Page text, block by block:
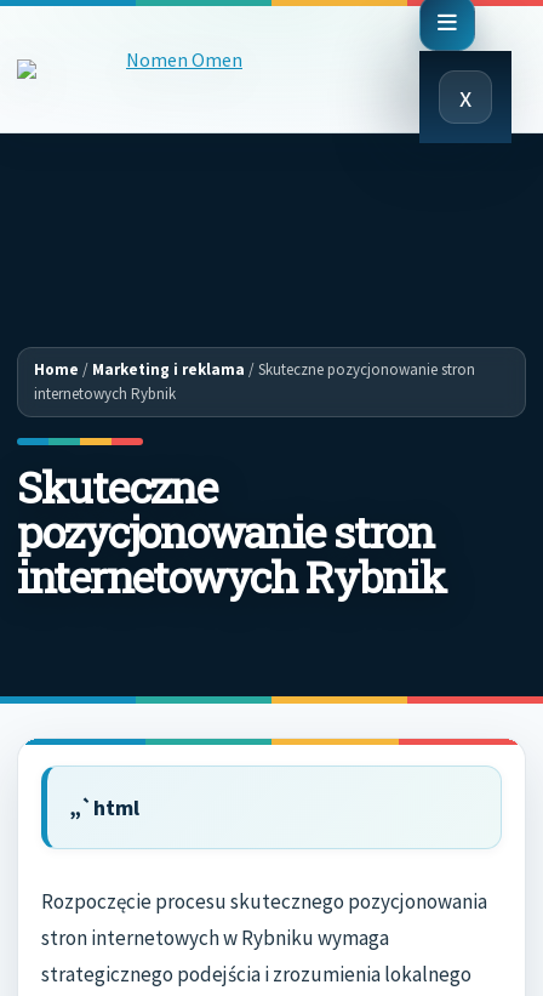
x
Close
Menu
Home / Marketing i reklama /Skuteczne pozycjonowanie stron
internetowych Rybnik
Skuteczne
pozycjonowanie stron
internetowych Rybnik
„`html
Rozpoczęcie procesu skutecznego pozycjonowania
stron internetowych w Rybniku wymaga
strategicznego podejścia i zrozumienia lokalnego